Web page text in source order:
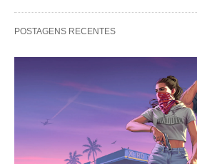
POSTAGENS RECENTES